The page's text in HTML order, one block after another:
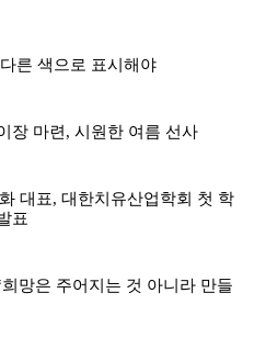
른 색으로 표시해야
장 마련, 시원한 여름 선사
대표, 대한치유산업학회 첫 학
표
망은 주어지는 것 아니라 만들